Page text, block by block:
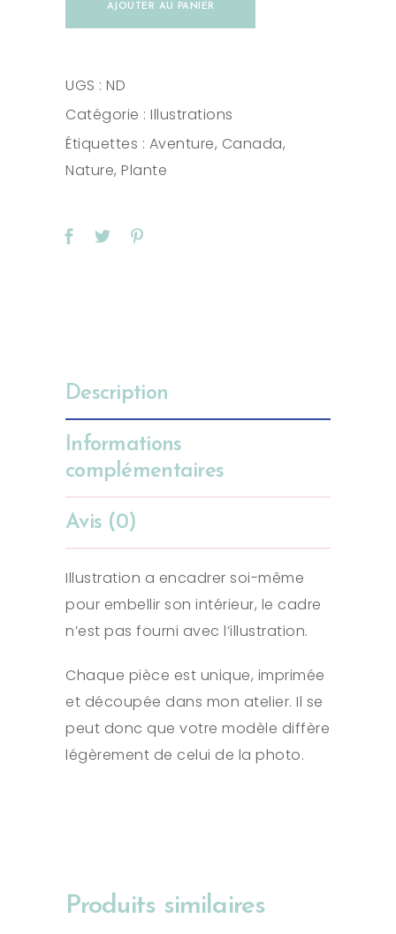
nocturnesAJOUTER AU PANIER
UGS :ND
Catégorie :Illustrations
Étiquettes : Aventure, Canada,
Nature,Plante
Description
Informations
complémentaires
Avis (0)
Illustration a encadrer soi-même
pour embellir son intérieur, le cadre
n’est pas fourni avec l’illustration.
Chaque pièce est unique, imprimée
et découpée dans mon atelier. Il se
peut donc que votre modèle diffère
légèrement de celui de la photo.
Produits similaires